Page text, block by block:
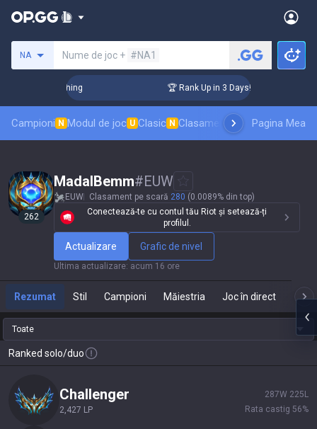
NA Nume de joc + #NA1
Coaching 🏆 Rank Up in 3 Days! Challenger
Campioni N Modul de joc U Clasic N Clasament skinuriClasamente
Pagina Mea
262
MadalBemm#EUW
EUW Clasament pe scară 280 (0.0089% din top)
Conectează-te cu contul tău Riot și setează-ți
profilul.
Actualizare Grafic de nivel
Ultima actualizare: acum 16 ore
Rezumat Stil Campioni Măiestria Joc în direct
Toate
Ranked solo/duo
challenger
2,427 LP
287W 225 L
Rata castig 56%